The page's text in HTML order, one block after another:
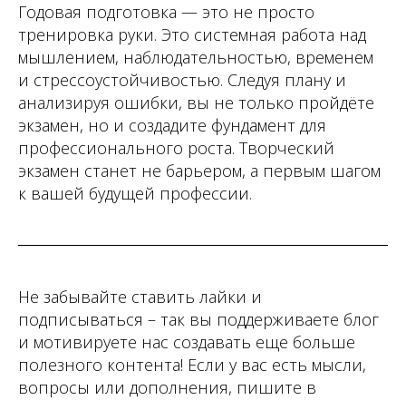
Годовая подготовка — это не просто
тренировка руки. Это системная работа над
мышлением, наблюдательностью, временем
и стрессоустойчивостью. Следуя плану и
анализируя ошибки, вы не только пройдёте
экзамен, но и создадите фундамент для
профессионального роста. Творческий
экзамен станет не барьером, а первым шагом
к вашей будущей профессии.
Не забывайте ставить лайки и
подписываться – так вы поддерживаете блог
и мотивируете нас создавать еще больше
полезного контента! Если у вас есть мысли,
вопросы или дополнения, пишите в